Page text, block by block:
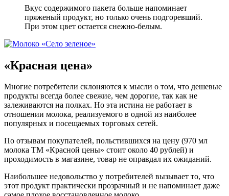
Вкус содержимого пакета больше напоминает
пряженый продукт, но только очень подгоревший.
При этом цвет остается снежно-белым.
«Красная цена»
Многие потребители склоняются к мысли о том, что дешевые
продукты всегда более свежие, чем дорогие, так как не
залеживаются на полках. Но эта истина не работает в
отношении молока, реализуемого в одной из наиболее
популярных и посещаемых торговых сетей.
По отзывам покупателей, польстившихся на цену (970 мл
молока ТМ «Красной цены» стоит около 40 рублей) и
проходимость в магазине, товар не оправдал их ожиданий.
Наибольшее недовольство у потребителей вызывает то, что
этот продукт практически прозрачный и не напоминает даже